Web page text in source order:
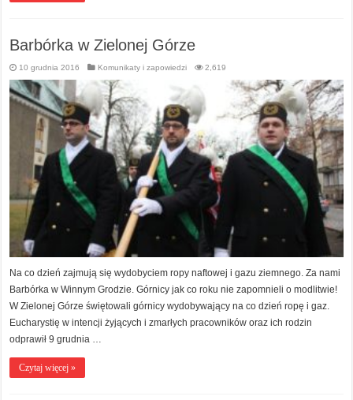
Barbórka w Zielonej Górze
10 grudnia 2016 Komunikaty i zapowiedzi 2,619
Na co dzień zajmują się wydobyciem ropy naftowej i gazu ziemnego. Za nami
Barbórka w Winnym Grodzie. Górnicy jak co roku nie zapomnieli o modlitwie!
W Zielonej Górze świętowali górnicy wydobywający na co dzień ropę i gaz.
Eucharystię w intencji żyjących i zmarłych pracowników oraz ich rodzin
odprawił 9 grudnia …
Czytaj więcej »